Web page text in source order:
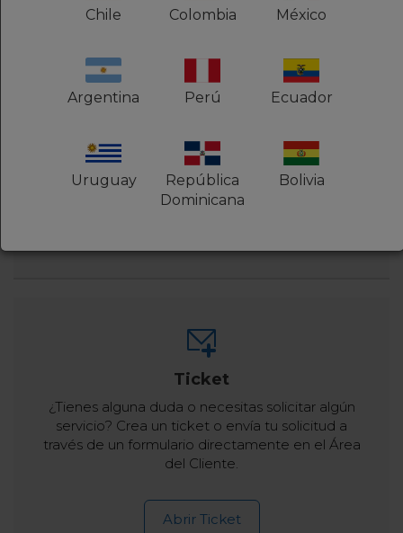
Ventas en línea
conoce cuál es la mejor solución para tu
negocio!
Ticket
¿Tienes alguna duda o necesitas solicitar algún
servicio? Crea un ticket o envía tu solicitud a
través de un formulario directamente en el Área
del Cliente.
Abrir Ticket
Chile Colombia México
Argentina Perú Ecuador
Uruguay
República
Dominicana
Bolivia